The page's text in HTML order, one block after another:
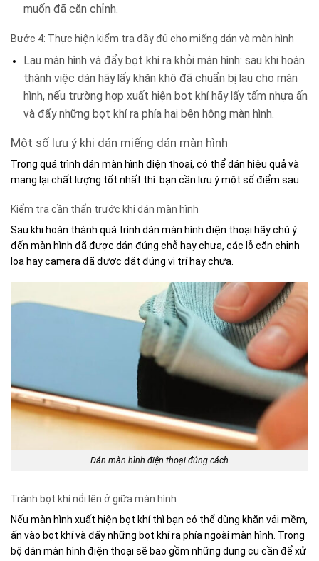
muốn đã căn chỉnh.
Bước 4: Thực hiện kiểm tra đầy đủ cho miếng dán và màn hình
Lau màn hình và đẩy bọt khí ra khỏi màn hình: sau khi hoàn
thành việc dán hãy lấy khăn khô đã chuẩn bị lau cho màn
hình, nếu trường hợp xuất hiện bọt khí hãy lấy tấm nhựa ấn
và đẩy những bọt khí ra phía hai bên hông màn hình.
Một số lưu ý khi dán miếng dán màn hình
Trong quá trình dán màn hình điện thoại, có thể dán hiệu quả và
mang lại chất lượng tốt nhất thì bạn cần lưu ý một số điểm sau:
Kiểm tra cần thẩn trước khi dán màn hình
Sau khi hoàn thành quá trình dán màn hình điện thoại hãy chú ý
đến màn hình đã được dán đúng chỗ hay chưa, các lỗ căn chỉnh
loa hay camera đã được đặt đúng vị trí hay chưa.
Dán màn hình điện thoại đúng cách
Tránh bọt khí nổi lên ở giữa màn hình
Nếu màn hình xuất hiện bọt khí thì bạn có thể dùng khăn vải mềm,
ấn vào bọt khí và đẩy những bọt khí ra phía ngoài màn hình. Trong
bộ dán màn hình điện thoại sẽ bao gồm những dụng cụ cần để xử